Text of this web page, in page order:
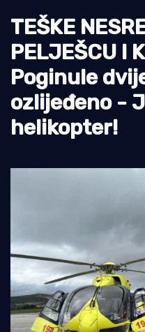
Pomorstvo
Ribolov
Ekologija
Tradicija i kultura
TEŠKE
PELJEŠCU I
Poginule
ozlijeđeno -
helikopter!